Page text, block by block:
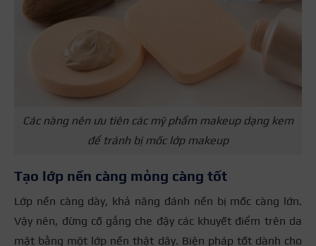
Các nàng nên ưu tiên các mỹ phẩm makeup dạng kem
để tránh bị mốc lớp makeup
Tạo lớp nền càng mỏng càng tốt
Lớp nền càng dày, khả năng đánh nền bị mốc càng lớn.
Vậy nên, đừng cố gắng che đậy các khuyết điểm trên da
mặt bằng một lớp nền thật dây. Biện pháp tốt dành cho